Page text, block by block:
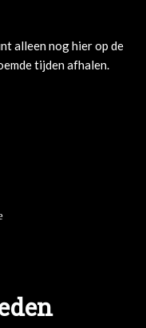
alleen nog hier op de
tijden afhalen.